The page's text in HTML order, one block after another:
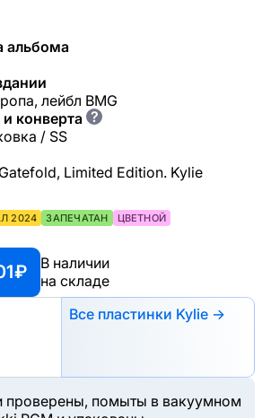
альбома
лейбл BMG
конверта ?
/ SS
Limited Edition. Kylie
2024 ЗАПЕЧАТАН ЦВЕТНОЙ
₽
В наличии
на складе
Все пластинки Kylie →
проверены, помыты в вакуумном